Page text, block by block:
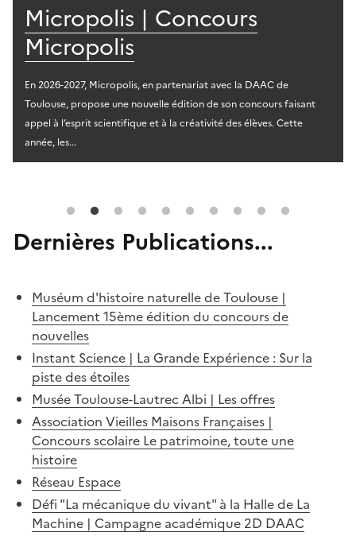
Micropolis | Concours
Micropolis
En 2026-2027, Micropolis, en partenariat avec la DAAC de
Toulouse, propose une nouvelle édition de son concours faisant
appel à l’esprit scientifique et à la créativité des élèves. Cette
année, les...
Dernières Publications...
Muséum d'histoire naturelle de Toulouse |
Lancement 15ème édition du concours de
nouvelles
Instant Science | La Grande Expérience : Sur la
piste des étoiles
Musée Toulouse-Lautrec Albi | Les offres
Association Vieilles Maisons Françaises |
Concours scolaire Le patrimoine, toute une
histoire
Réseau Espace
Défi "La mécanique du vivant" à la Halle de La
Machine | Campagne académique 2D DAAC